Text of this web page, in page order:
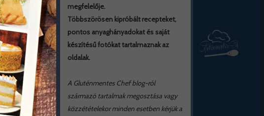
megfelelője.
Többszörösen kipróbált recepteket,
pontos anyaghányadokat és saját
készítésű fotókat tartalmaznak az
oldalak.
A Gluténmentes Chef blog-ról
származó tartalmak megosztása vagy
közzétételekor minden esetben kérjük a